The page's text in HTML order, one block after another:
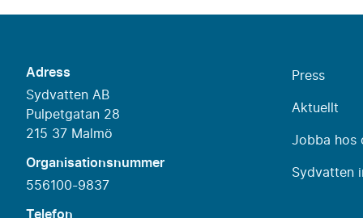
Adress
Sydvatten AB
Pulpetgatan 28
215 37 Malmö
Organisationsnummer
556100-9837
Telefon
Press
Aktuellt
Jobba hos
Sydvatten